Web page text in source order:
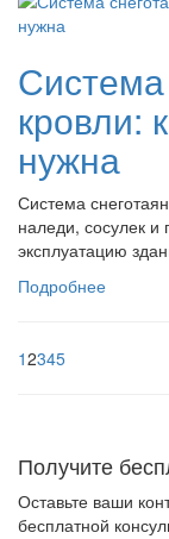
Система
кровли:
нужна
Система
наледи, сосулек и
эксплуатацию
Подробнее
12345
Получите
Оставьте ваши
бесплатной